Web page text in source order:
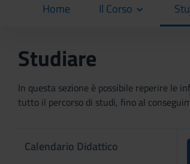
Home
current Il Corso
Studiare
In questa sezione è possibile reperire le
tutto il percorso di studi, fino al
Calendario Didattico